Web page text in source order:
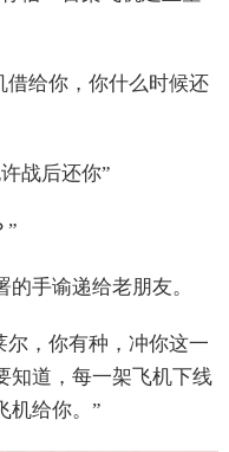
借给你，你什么时候还
战后还你”
”
手谕递给老朋友。
尔，你有种，冲你这一
知道，每一架飞机下线
机给你。”